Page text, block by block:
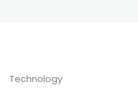
Technology